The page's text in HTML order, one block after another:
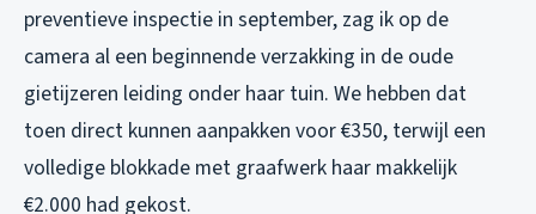
preventieve inspectie in september, zag ik op de
camera al een beginnende verzakking in de oude
gietijzeren leiding onder haar tuin. We hebben dat
toen direct kunnen aanpakken voor €350, terwijl een
volledige blokkade met graafwerk haar makkelijk
€2.000 had gekost.